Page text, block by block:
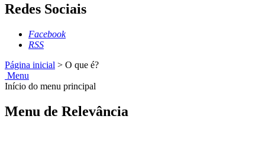
Redes Sociais
Facebook
RSS
Página inicial > O que é?
Menu
Início do menu principal
Menu de Relevância